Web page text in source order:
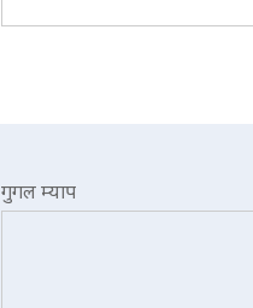
गुगल म्याप